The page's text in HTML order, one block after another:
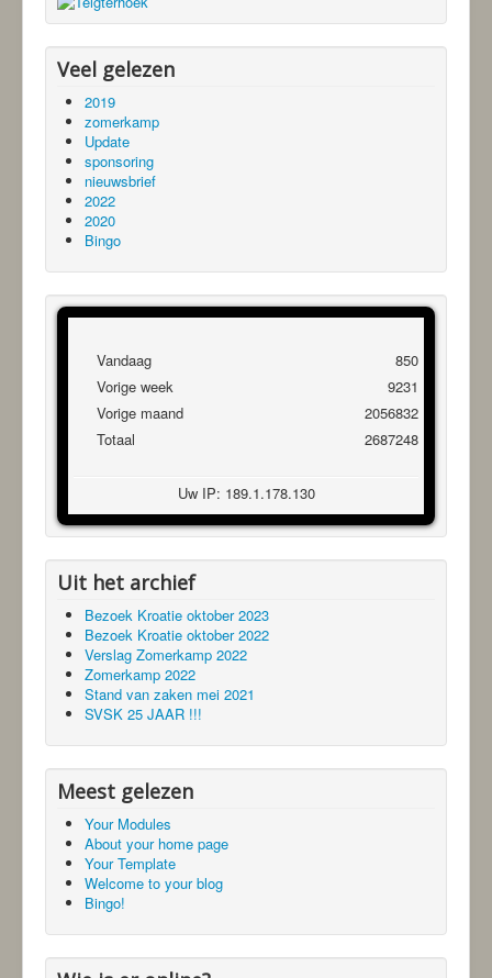
Veel gelezen
2019
zomerkamp
Update
sponsoring
nieuwsbrief
2022
2020
Bingo
Vandaag
Vorige week
Vorige maand
Totaal
850
9231
2056832
2687248
Uw IP: 189.1.178.130
Uit het archief
Bezoek Kroatie oktober 2023
Bezoek Kroatie oktober 2022
Verslag Zomerkamp 2022
Zomerkamp 2022
Stand van zaken mei 2021
SVSK 25 JAAR !!!
Meest gelezen
Your Modules
About your home page
Your Template
Welcome to your blog
Bingo!